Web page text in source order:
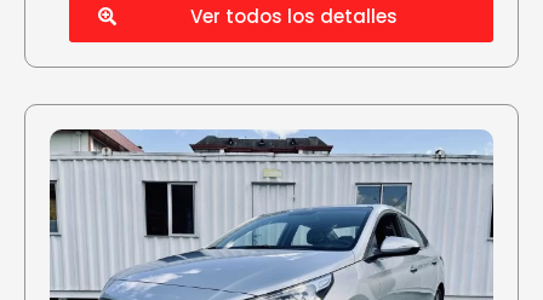
Ver todos los detalles